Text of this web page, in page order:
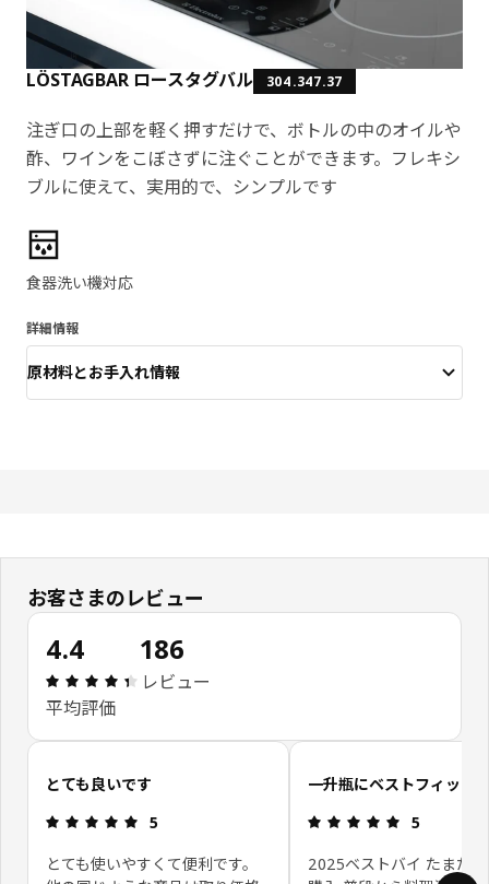
LÖSTAGBAR ロースタグバル 304.347.37
注ぎ口の上部を軽く押すだけで、ボトルの中のオイルや
酢、ワインをこぼさずに注ぐことができます。フレキシ
ブルに使えて、実用的で、シンプルです
製品の特徴
食器洗い機対応
詳細情報
原材料とお手入れ情報
お客さまのレビュー
4.4
レビュー: 4.4 5 星の数 総レビュー: 186
平均評価
186
レビュー
お客さまレビューをスキップ
とても良いです
レビュー: 5 5 星の数
5
とても使いやすくて便利です。
一升瓶にベストフィット
レビュー: 5
5
2025ベストバイ たまた